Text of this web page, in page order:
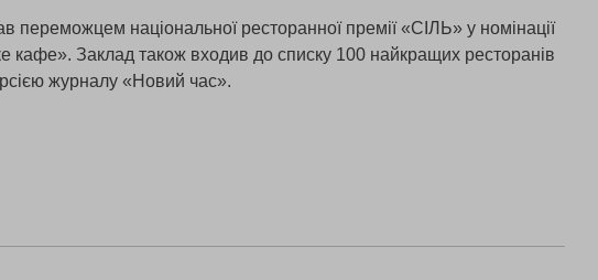
переможцем національної ресторанної премії «СІЛЬ» у номінації
кафе». Заклад також входив до списку 100 найкращих ресторанів
журналу «Новий час».